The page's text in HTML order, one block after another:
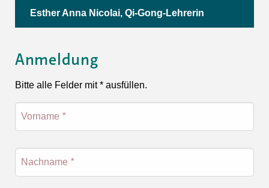
Esther Anna Nicolai, Qi-Gong-Lehrerin
Anmeldung
Bitte alle Felder mit * ausfüllen.
Vorname *
Nachname *